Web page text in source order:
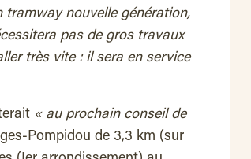
tramway nouvelle génération,
pas de gros travaux
très vite : il sera en service
« au prochain conseil de
Pompidou de 3,3 km (sur